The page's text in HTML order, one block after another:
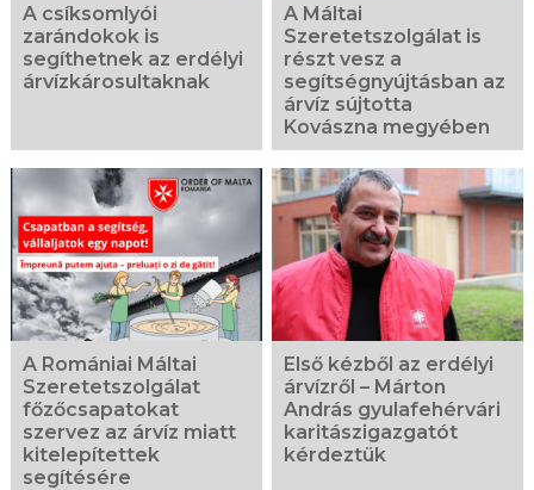
A csíksomlyói
zarándokok is
segíthetnek az erdélyi
árvízkárosultaknak
A Máltai
Szeretetszolgálat is
részt vesz a
segítségnyújtásban az
árvíz sújtotta
Kovászna megyében
A Romániai Máltai
Szeretetszolgálat
főzőcsapatokat
szervez az árvíz miatt
kitelepítettek
segítésére
Első kézből az erdélyi
árvízről – Márton
András gyulafehérvári
karitászigazgatót
kérdeztük